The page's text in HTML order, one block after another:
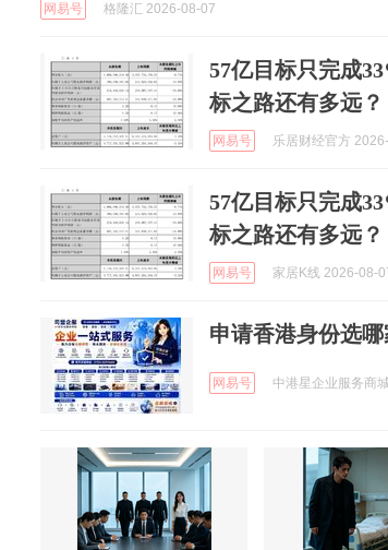
网易号 格隆汇 2026-08-07
57亿目标只完成
标之路还有多远？
网易号 乐居财经官方
57亿目标只完成
标之路还有多远？
网易号 家居K线 2026-08-
申请香港身份选
网易号 中港星企业服务商